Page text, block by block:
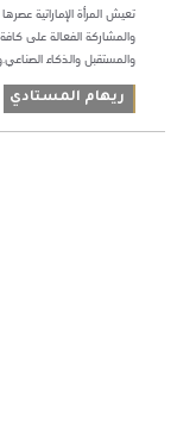
تعيش المرأة الإماراتية
والمشاركة الفعالة على
والمستقبل والذكاء
ريهام المستادي